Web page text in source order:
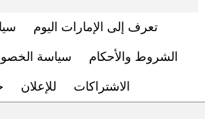
تعرف إلى الإمارات اليوم
الشروط والأحكام سياسة
الاشتراكات للإعلان